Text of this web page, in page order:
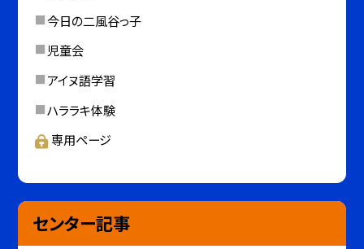
今日の二風谷っ子
児童会
アイヌ語学習
ハララキ体験
専用ページ
センター記事